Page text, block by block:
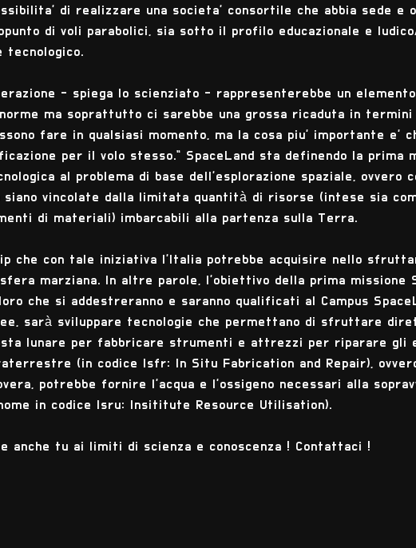
di realizzare una societa' consortile che abbia sede e
di voli parabolici, sia sotto il profilo educazionale e
- spiega lo scienziato - rappresenterebbe un
ma soprattutto ci sarebbe una grossa ricaduta in
fare in qualsiasi momento, ma la cosa piu' importante e'
per il volo stesso." SpaceLand sta definendo la prima
al problema di base dell'esplorazione spaziale, ovvero
siano vincolate dalla limitata quantità di risorse (intese sia
di materiali) imbarcabili alla partenza sulla Terra.
che con tale iniziativa l'Italia potrebbe acquisire nello
marziana. In altre parole, l'obiettivo della prima missione
che si addestreranno e saranno qualificati al Campus
sarà sviluppare tecnologie che permettano di sfruttare
lunare per fabbricare strumenti e attrezzi per riparare gli
(in codice Isfr: In Situ Fabrication and Repair),
potrebbe fornire l'acqua e l'ossigeno necessari alla
in codice Isru: Insititute Resource Utilisation).
anche tu ai limiti di scienza e conoscenza ! Contattaci !